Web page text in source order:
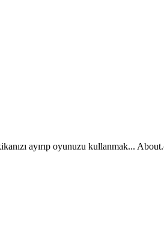
ayırıp oyunuzu kullanmak...